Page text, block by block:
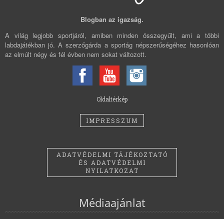
Blogban az igazság.
A világ legjobb sportjáról, amiben minden összegyűlt, ami a többi
labdajátékban jó. A szerzőgárda a sportág népszerűségéhez hasonlóan
az elmúlt négy és fél évben nem sokat változott.
Oldaltérkép
IMPRESSZUM
ADATVÉDELMI TÁJÉKOZTATÓ
ÉS ADATVÉDELMI
NYILATKOZAT
Médiaajánlat